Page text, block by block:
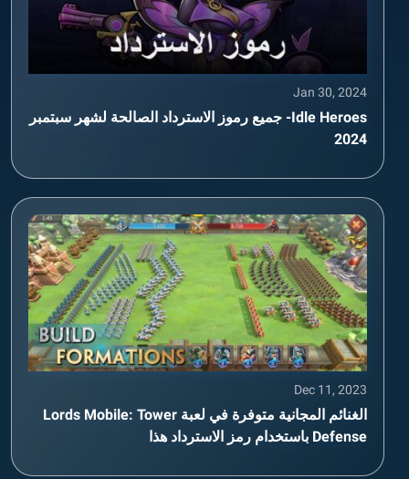
Jan 30, 2024
Idle Heroes- جميع رموز الاسترداد الصالحة لشهر سبتمبر
2024
Dec 11, 2023
الغنائم المجانية متوفرة في لعبة Lords Mobile: Tower
Defense باستخدام رمز الاسترداد هذا